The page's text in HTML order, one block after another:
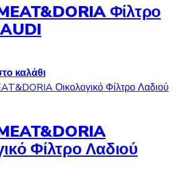
Φίλτρο
καλάθι
Φίλτρο Λαδιού